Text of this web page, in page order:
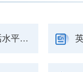
普通话水平考试